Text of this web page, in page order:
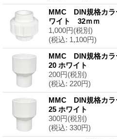
MMC DIN規格カ
ワイト 32ｍｍ
1,000円(税別)
(税込: 1,100円)
MMC DIN規格カ
20 ホワイト
200円(税別)
(税込: 220円)
MMC DIN規格カ
25 ホワイト
300円(税別)
(税込: 330円)